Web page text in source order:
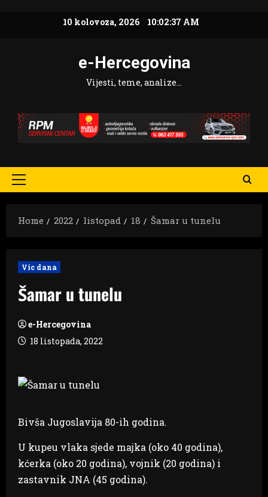
10 kolovoza, 2026 10:02:38 AM
e-Hercegovina
Vijesti, teme, analize…
Primary
Home
2022 listopad 18 Šamar u tunelu
Vic dana
Šamar u tunelu
e-Hercegovina
18 listopada, 2022
Bivša Jugoslavija 80-ih godina.
U kupeu vlaka sjede majka (oko 40 godina),
kćerka (oko 20 godina), vojnik (20 godina) i
zastavnik JNA (45 godina).